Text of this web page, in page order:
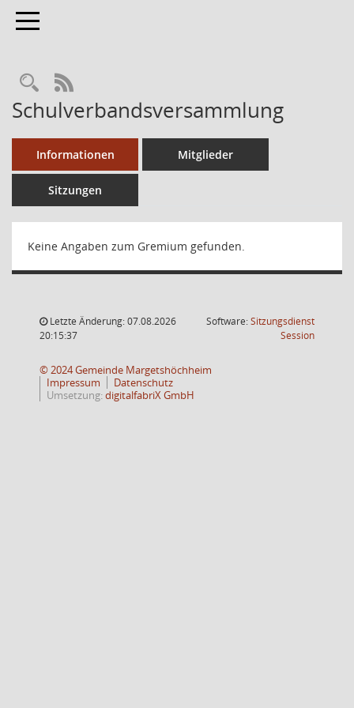
Toggle navigation
RSS-Feed
Schulverbandsversammlung
Informationen Mitglieder
Sitzungen
Keine Angaben zum Gremium gefunden.
Letzte Änderung: 07.08.2026
20:15:37
Software:Sitzungsdienst
Session(Wird in
© 2024 Gemeinde Margetshöchheim
Impressum
Datenschutz
Umsetzung:digitalfabriX GmbH